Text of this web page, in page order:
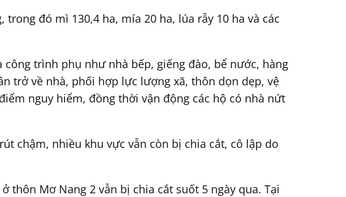
đó mì 130,4 ha, mía 20 ha, lúa rẫy 10 ha và các
trình phụ như nhà bếp, giếng đào, bể nước, hàng
trở về nhà, phối hợp lực lượng xã, thôn dọn dẹp, vệ
nguy hiểm, đồng thời vận động các hộ có nhà nứt
chậm, nhiều khu vực vẫn còn bị chia cắt, cô lập do
thôn Mơ Nang 2 vẫn bị chia cắt suốt 5 ngày qua. Tại